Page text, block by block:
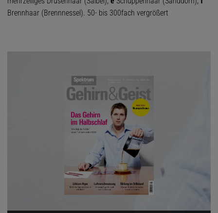
Brennhaar (Brennnessel). 50- bis 300fach vergrößert